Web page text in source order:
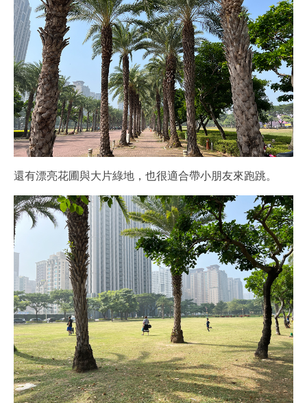
還有漂亮花圃與大片綠地，也很適合帶小朋友來跑跳。